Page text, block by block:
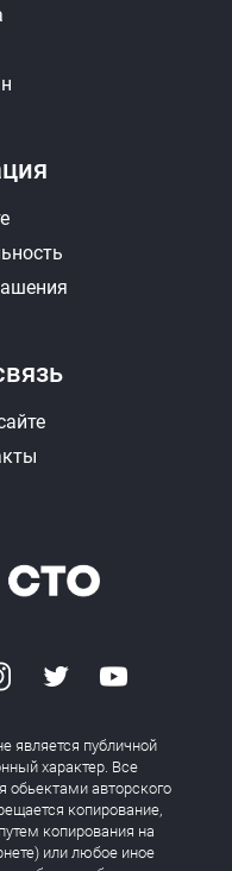
является публичной
характер. Все
обьектами авторского
копирование,
копирования на
или любое иное